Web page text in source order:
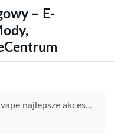
– E-
akcesoria i e-papierosy w atrakcyjnych cenach